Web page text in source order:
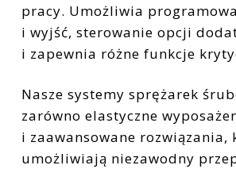
pracy. Umożliwia
i wyjść, sterowanie opcji
i zapewnia różne funkcje
Nasze systemy sprężarek
zarówno elastyczne
i zaawansowane rozwiązania,
umożliwiają niezawodny